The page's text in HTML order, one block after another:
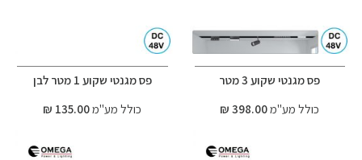
פס מגנטי שקוע 3 מטר
כולל מע"מ398.00 ₪
פס מגנטי שקוע 1 מטר לבן
כולל מע"מ135.00 ₪